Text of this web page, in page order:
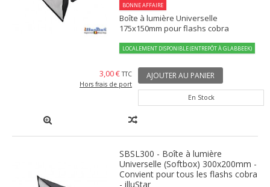
BONNE AFFAIRE
Boîte à lumière Universelle
175x150mm pour flashs cobra
LOCALEMENT DISPONIBLE (ENTREPÔT À GLABBEEK)
3,00 € TTC
Hors frais de port
AJOUTER AU PANIER
En Stock
SBSL300 - Boîte à lumière
Universelle (Softbox) 300x200mm -
Convient pour tous les flashs cobra
- illuStar